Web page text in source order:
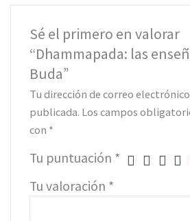
Sé el primero en valorar
“Dhammapada: las
Buda”
Tu dirección de correo
publicada. Los campos
con *
Tu puntuación *
Tu valoración *